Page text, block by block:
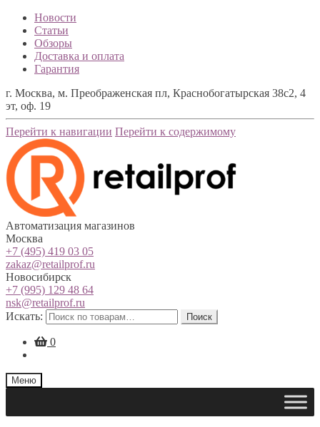
Новости
Статьи
Обзоры
Доставка и оплата
Гарантия
г. Москва, м. Преображенская пл, Краснобогатырская 38с2, 4
эт, оф. 19
Перейти к навигации Перейти к содержимому
Автоматизация магазинов
Москва
+7 (495) 419 03 05
zakaz@retailprof.ru
Новосибирск
+7 (995) 129 48 64
nsk@retailprof.ru
Искать:
Поиск
0
Меню